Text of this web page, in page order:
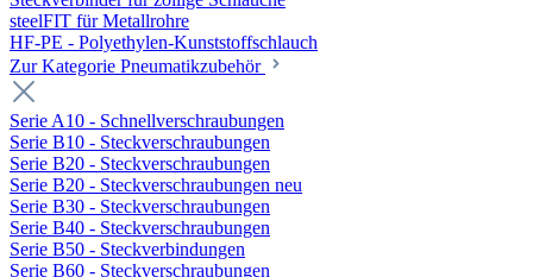
steelFIT für Metallrohre
HF-PE - Polyethylen-Kunststoffschlauch
Zur Kategorie Pneumatikzubehör
Serie A10 - Schnellverschraubungen
Serie B10 - Steckverschraubungen
Serie B20 - Steckverschraubungen
Serie B20 - Steckverschraubungen neu
Serie B30 - Steckverschraubungen
Serie B40 - Steckverschraubungen
Serie B50 - Steckverbindungen
Serie B60 - Steckverschraubungen